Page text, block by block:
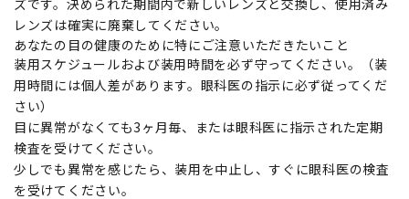
ズです。決められた期間内で新しいレンズと交換し、使用済み
レンズは確実に廃棄してください。
あなたの目の健康のために特にご注意いただきたいこと
装用スケジュールおよび装用時間を必ず守ってください。（装
用時間には個人差があります。眼科医の指示に必ず従ってくだ
さい）
目に異常がなくても3ヶ月毎、または眼科医に指示された定期
検査を受けてください。
少しでも異常を感じたら、装用を中止し、すぐに眼科医の検査
を受けてください。